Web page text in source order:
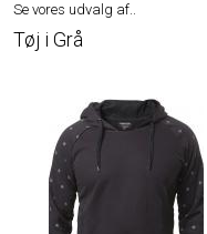
Se vores udvalg af..
Tøj i Grå